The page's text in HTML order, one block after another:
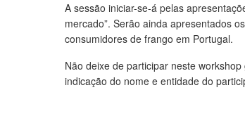
A sessão iniciar-se-á pelas
mercado”. Serão ainda apresentados
consumidores de frango em Portugal.
Não deixe de participar neste
indicação do nome e entidade do